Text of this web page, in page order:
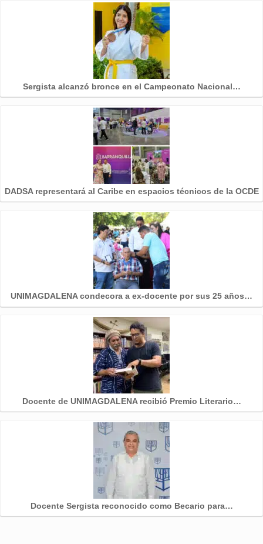
Sergista alcanzó bronce en el Campeonato Nacional…
DADSA representará al Caribe en espacios técnicos de la OCDE
UNIMAGDALENA condecora a ex-docente por sus 25 años…
Docente de UNIMAGDALENA recibió Premio Literario…
Docente Sergista reconocido como Becario para…